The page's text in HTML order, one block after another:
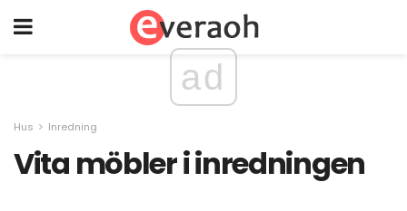
ad
Hus Inredning
Vita möbler i inredningen